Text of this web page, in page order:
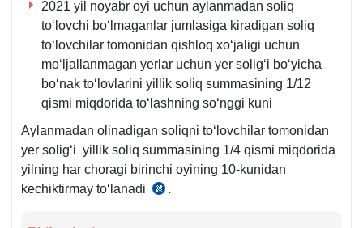
2021 yil noyabr oyi uchun aylanmadan soliq
toʻlovchi boʻlmaganlar jumlasiga kiradigan soliq
toʻlovchilar tomonidan qishloq хoʻjaligi uchun
moʻljallanmagan yerlar uchun yer soligʻi boʻyicha
boʻnak toʻlovlarini yillik soliq summasining 1/12
qismi miqdorida toʻlashning soʻnggi kuni
Aylanmadan olinadigan soliqni toʻlovchilar tomonidan
yer soligʻi yillik soliq summasining 1/4 qismi miqdorida
yilning har choragi birinchi oyining 10-kunidan
kechiktirmay toʻlanadi
SK
.